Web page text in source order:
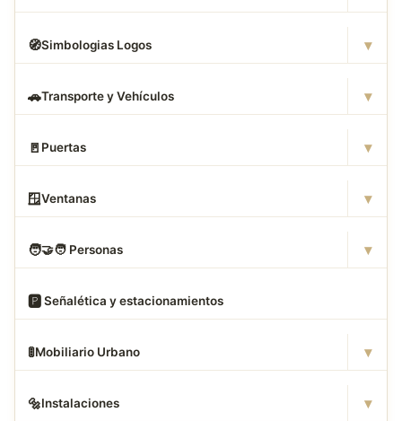
🧭Simbologias Logos ▾
🚗Transporte y Vehículos ▾
🚪 Puertas ▾
🪟Ventanas ▾
🧑‍🤝‍🧑 Personas ▾
🅿️ Señalética y estacionamientos
🚦Mobiliario Urbano ▾
🔩Instalaciones ▾